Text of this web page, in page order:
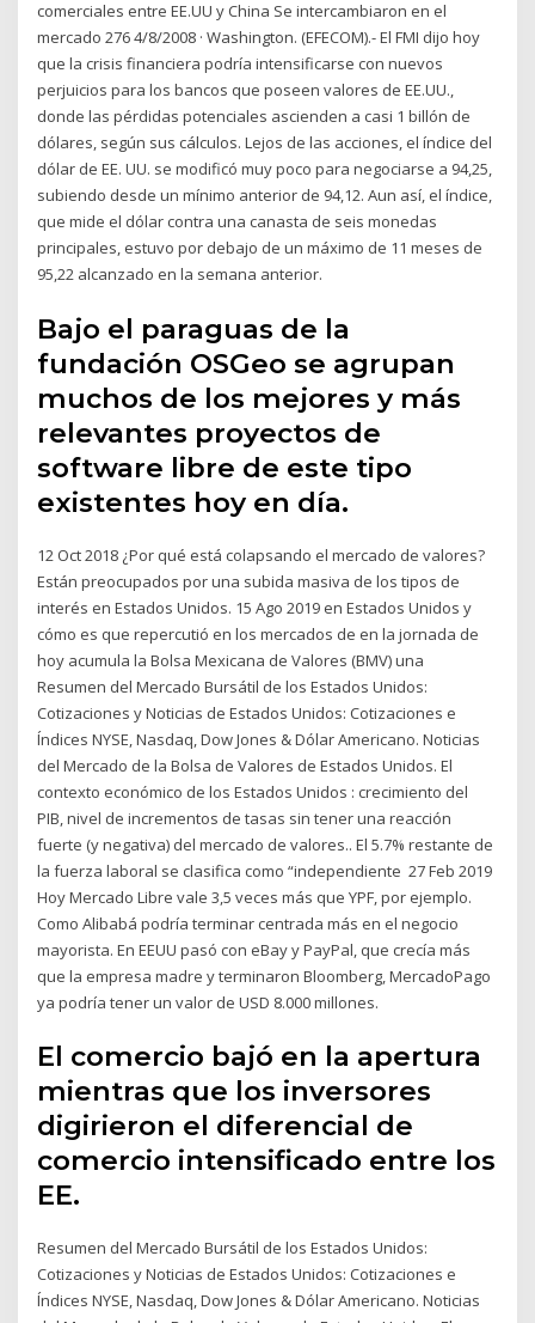
comerciales entre EE.UU y China Se intercambiaron en el
mercado 276 4/8/2008 · Washington. (EFECOM).- El FMI dijo hoy
que la crisis financiera podría intensificarse con nuevos
perjuicios para los bancos que poseen valores de EE.UU.,
donde las pérdidas potenciales ascienden a casi 1 billón de
dólares, según sus cálculos. Lejos de las acciones, el índice del
dólar de EE. UU. se modificó muy poco para negociarse a 94,25,
subiendo desde un mínimo anterior de 94,12. Aun así, el índice,
que mide el dólar contra una canasta de seis monedas
principales, estuvo por debajo de un máximo de 11 meses de
95,22 alcanzado en la semana anterior.
Bajo el paraguas de la
fundación OSGeo se agrupan
muchos de los mejores y más
relevantes proyectos de
software libre de este tipo
existentes hoy en día.
12 Oct 2018 ¿Por qué está colapsando el mercado de valores?
Están preocupados por una subida masiva de los tipos de
interés en Estados Unidos. 15 Ago 2019 en Estados Unidos y
cómo es que repercutió en los mercados de en la jornada de
hoy acumula la Bolsa Mexicana de Valores (BMV) una
Resumen del Mercado Bursátil de los Estados Unidos:
Cotizaciones y Noticias de Estados Unidos: Cotizaciones e
Índices NYSE, Nasdaq, Dow Jones & Dólar Americano. Noticias
del Mercado de la Bolsa de Valores de Estados Unidos. El
contexto económico de los Estados Unidos : crecimiento del
PIB, nivel de incrementos de tasas sin tener una reacción
fuerte (y negativa) del mercado de valores.. El 5.7% restante de
la fuerza laboral se clasifica como “independiente 27 Feb 2019
Hoy Mercado Libre vale 3,5 veces más que YPF, por ejemplo.
Como Alibabá podría terminar centrada más en el negocio
mayorista. En EEUU pasó con eBay y PayPal, que crecía más
que la empresa madre y terminaron Bloomberg, MercadoPago
ya podría tener un valor de USD 8.000 millones.
El comercio bajó en la apertura
mientras que los inversores
digirieron el diferencial de
comercio intensificado entre los
EE.
Resumen del Mercado Bursátil de los Estados Unidos:
Cotizaciones y Noticias de Estados Unidos: Cotizaciones e
Índices NYSE, Nasdaq, Dow Jones & Dólar Americano. Noticias